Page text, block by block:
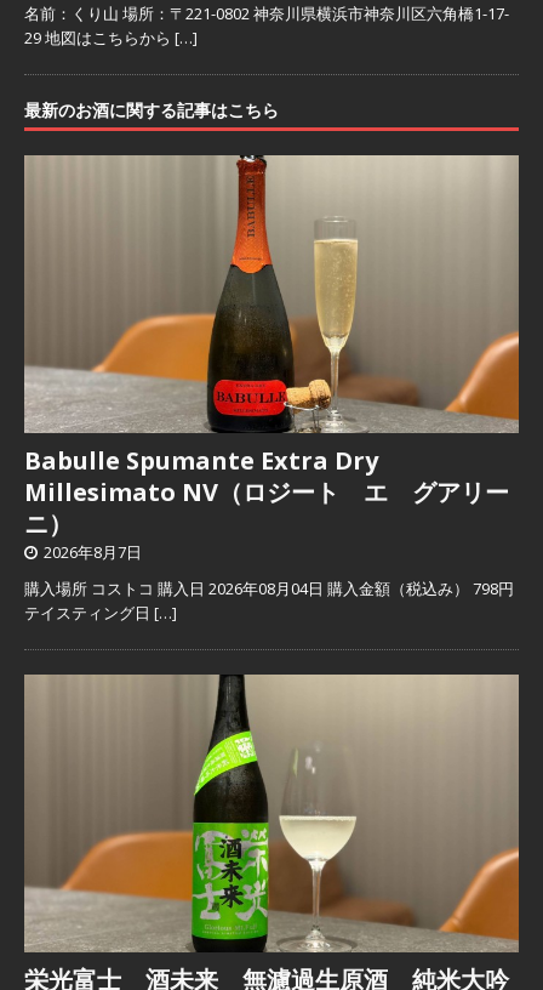
名前：くり山 場所：〒221-0802 神奈川県横浜市神奈川区六角橋1-17-
29 地図はこちらから […]
最新のお酒に関する記事はこちら
Babulle Spumante Extra Dry
Millesimato NV（ロジート エ グアリー
ニ）
2026年8月7日
購入場所 コストコ 購入日 2026年08月04日 購入金額（税込み） 798円
テイスティング日 […]
栄光富士 酒未来 無濾過生原酒 純米大吟